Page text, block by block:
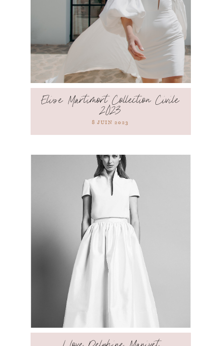
Elise Martimort Collection Civile
2023
8 JUIN 2023